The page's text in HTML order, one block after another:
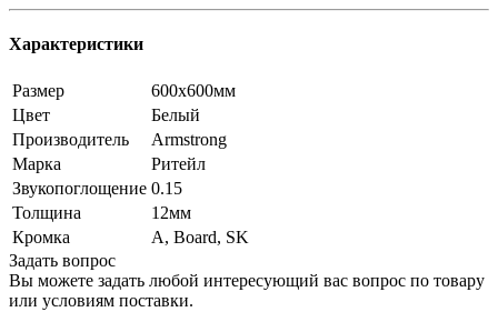
Характеристики
Размер
600x600мм
Цвет
Белый
Производитель
Armstrong
Марка
Ритейл
Звукопоглощение 0.15
Толщина
12мм
Кромка
A, Board, SK
Задать вопрос
Вы можете задать любой интересующий вас вопрос по товару
или условиям поставки.